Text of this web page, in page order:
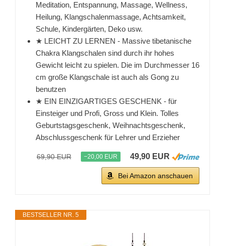
Meditation, Entspannung, Massage, Wellness,
Heilung, Klangschalenmassage, Achtsamkeit,
Schule, Kindergärten, Deko usw.
★ LEICHT ZU LERNEN - Massive tibetanische
Chakra Klangschalen sind durch ihr hohes
Gewicht leicht zu spielen. Die im Durchmesser 16
cm große Klangschale ist auch als Gong zu
benutzen
★ EIN EINZIGARTIGES GESCHENK - für
Einsteiger und Profi, Gross und Klein. Tolles
Geburtstagsgeschenk, Weihnachtsgeschenk,
Abschlussgeschenk für Lehrer und Erzieher
69,90 EUR −20,00 EUR 49,90 EUR
Bei Amazon anschauen
BESTSELLER NR. 5